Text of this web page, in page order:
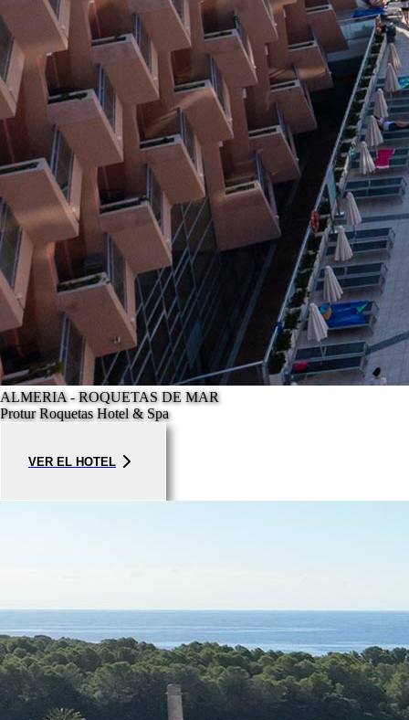
ALMERIA - ROQUETAS DE MAR
Protur Roquetas Hotel & Spa
VER EL HOTEL